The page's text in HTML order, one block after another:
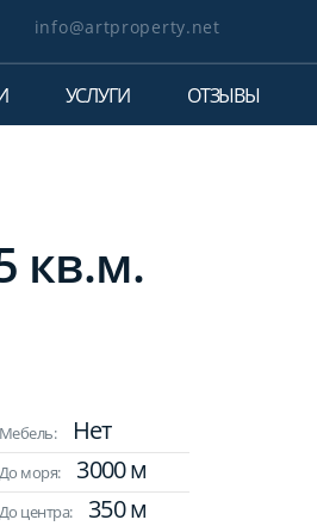
info@artproperty.net
УСЛУГИ ОТЗЫВЫ
кв.м.
Мебель: Нет
До моря: 3000 м
До центра: 350 м